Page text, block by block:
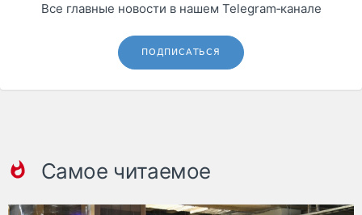
Все главные новости в нашем Telegram‑канале
ПОДПИСАТЬСЯ
Самое читаемое